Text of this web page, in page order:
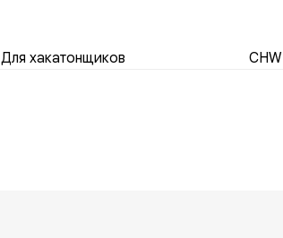
Для хакатонщиков CHW